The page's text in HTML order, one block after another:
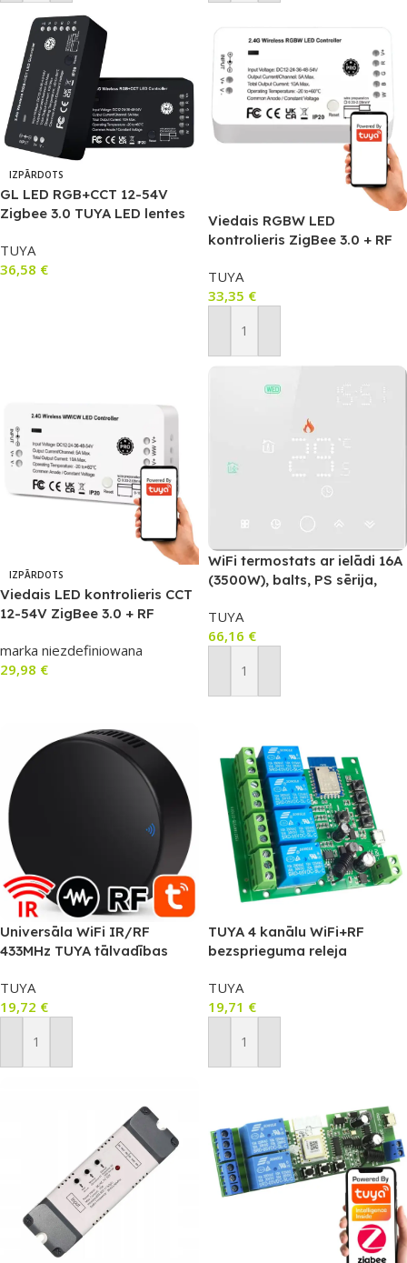
IZPĀRDOTS
GL LED RGB+CCT 12-54V
Zigbee 3.0 TUYA LED lentes
TUYA
36,58 €
Viedais RGBW LED
kontrolieris ZigBee 3.0 + RF
sērija HUE/TUYA LC022
TUYA
33,35 €
Pievienot Grozam
IZPĀRDOTS
Viedais LED kontrolieris CCT
12-54V ZigBee 3.0 + RF
Philips Hue) LC021
marka niezdefiniowana
29,98 €
WiFi termostats ar ielādi 16A
(3500W), balts, PS sērija,
TUYA
66,16 €
Pievienot Grozam
Universāla WiFi IR/RF
433MHz TUYA tālvadības
TUYA
19,72 €
Pievienot Grozam
TUYA 4 kanālu WiFi+RF
bezsprieguma releja
TUYA
19,71 €
Pievienot Grozam